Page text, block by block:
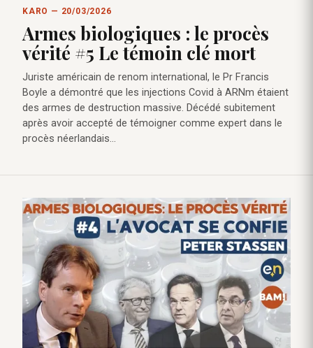
KARO — 20/03/2026
Armes biologiques : le procès
vérité #5 Le témoin clé mort
Juriste américain de renom international, le Pr Francis
Boyle a démontré que les injections Covid à ARNm étaient
des armes de destruction massive. Décédé subitement
après avoir accepté de témoigner comme expert dans le
procès néerlandais…